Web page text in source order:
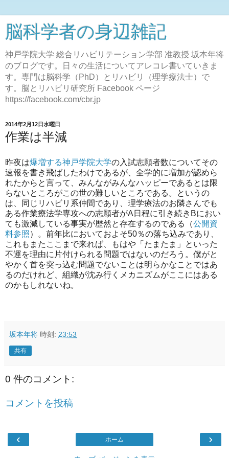
脳科学者の身辺雑記
神戸学院大学 総合リハビリテーション学部 准教授 坂本年将
のブログです。日々の生活についてアレコレ書いていきま
す。専門は脳科学（PhD）とリハビリ（理学療法士）で
す。脳とリハビリ研究所 Facebook ページ
https://facebook.com/cbr.jp
2014年2月12日水曜日
作業は半減
昨夜は爆増する神戸学院大学の入試志願者数についてその
速報を書き飛ばしたわけであるが、全学的に増加が認めら
れたからと言って、みんながみんなハッピーであるとは限
らないところがこの世の難しいところである。というの
は、同じリハビリ系仲間であり、理学療法のお隣さんでも
ある作業療法学専攻への志願者がA日程に引き続きBにおい
ても激減している事実が歴然と存在するのである（公開資
料参照）。前年比においておよそ50％の落ち込みであり、
これもまたここまで来れば、もはや「たまたま」といった
不運を理由に片付けられる問題ではないのだろう。僕がと
やかく首を突っ込む問題でないことは明らかなことではあ
るのだけれど、組織が沈み行くメカニズムがここにはある
のかもしれないね。
坂本年将 時刻: 23:53
共有
0 件のコメント:
コメントを投稿
‹ ›
ホーム